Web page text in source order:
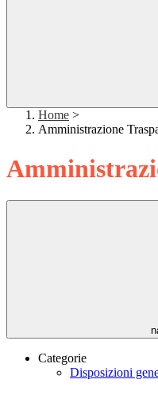
Home >
Amministrazione
Categorie
Disposizioni